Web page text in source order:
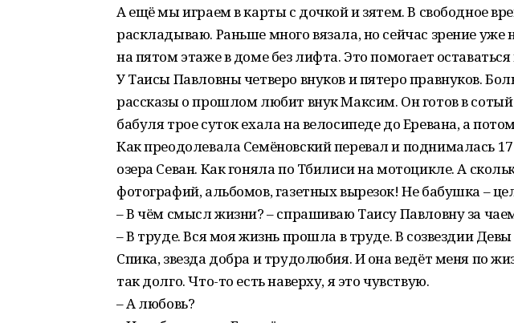
А ещё мы играем в карты с дочкой и зятем. В свободное
раскладываю. Раньше много вязала, но сейчас зрение уже
на пятом этаже в доме без лифта. Это помогает
У Таисы Павловны четверо внуков и пятеро правнуков.
рассказы о прошлом любит внук Максим. Он готов в
бабуля трое суток ехала на велосипеде до Еревана, а
Как преодолевала Семёновский перевал и поднималась
озера Севан. Как гоняла по Тбилиси на мотоцикле. А
фотографий, альбомов, газетных вырезок! Не бабушка –
– В чём смысл жизни? – спрашиваю Таису Павловну за
– В труде. Вся моя жизнь прошла в труде. В созвездии Девы
Спика, звезда добра и трудолюбия. И она ведёт меня по
так долго. Что-то есть наверху, я это чувствую.
– А любовь?